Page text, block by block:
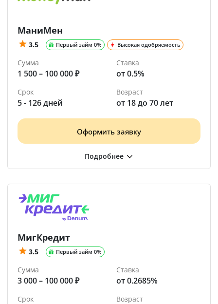
МаниМен
3.5 Первый займ 0% Высокая одобряемость
Сумма
1 500 – 100 000 ₽
Ставка
от 0.5%
Срок
5 - 126 дней
Возраст
от 18 до 70 лет
Оформить заявку
МигКредит
3.5 Первый займ 0%
Сумма
3 000 – 100 000 ₽
Ставка
от 0.2685%
Срок Возраст